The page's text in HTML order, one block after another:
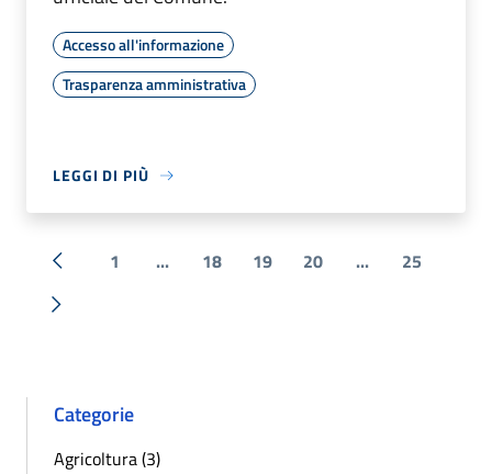
Accesso all'informazione
Trasparenza amministrativa
LEGGI DI PIÙ
« Precedente
1 ... 18 19 20 ... 25
Successiva »
Categorie
Agricoltura (3)